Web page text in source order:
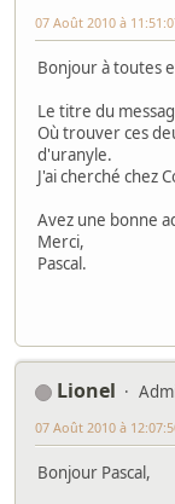
07 Août 2010 à
Bonjour à toutes
Le titre du
Où trouver ces
d'uranyle.
J'ai cherché chez
Avez une bonne
Merci,
Pascal.
Lionel
07 Août 2010 à
Bonjour Pascal,